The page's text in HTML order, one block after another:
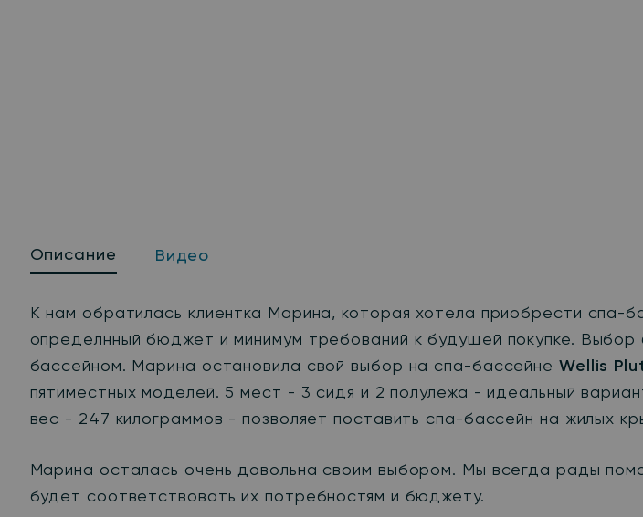
Описание Видео
К нам обратилась клиентка Марина, которая хотела приобрести спа-
определнный бюджет и минимум требований к будущей покупке.
бассейном. Марина остановила свой выбор на спа-бассейне Wellis
пятиместных моделей. 5 мест - 3 сидя и 2 полулежа - идеальный
вес - 247 килограммов - позволяет поставить спа-бассейн на жилых
Марина осталась очень довольна своим выбором. Мы всегда рады
будет соответствовать их потребностям и бюджету.